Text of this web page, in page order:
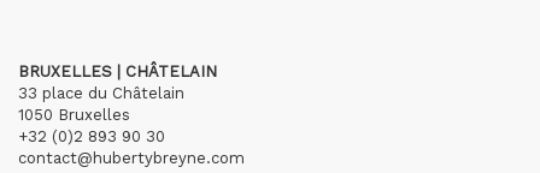
BRUXELLES | CHÂTELAIN
33 place du Châtelain
1050 Bruxelles
+32 (0)2 893 90 30
contact@hubertybreyne.com